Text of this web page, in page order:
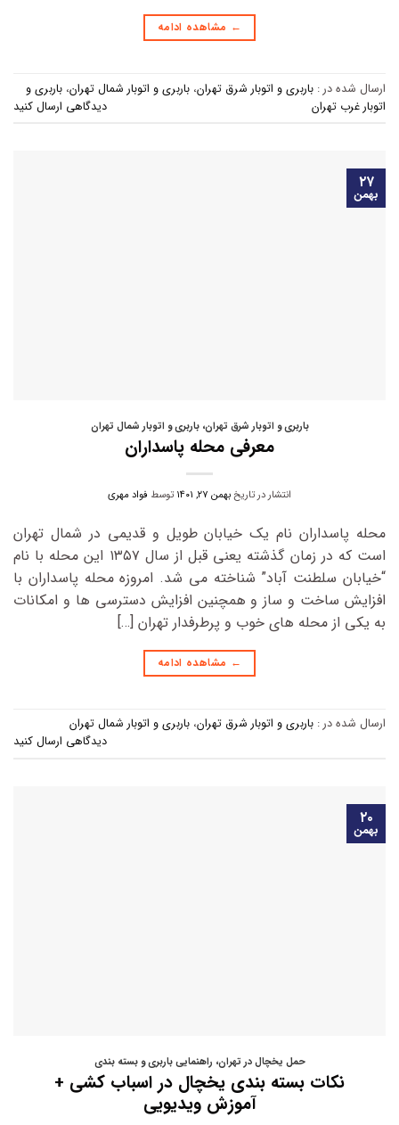
← مشاهده ادامه
ارسال شده در : باربری و اتوبار شرق تهران، باربری و اتوبار شمال تهران، باربری و
اتوبار غرب تهران
دیدگاهی ارسال کنید
۲۷
بهمن
باربری و اتوبار شرق تهران،باربری و اتوبار شمال تهران
معرفی محله پاسداران
انتشار در تاریخبهمن ۲۷, ۱۴۰۱ توسط فواد مهری
محله پاسداران نام یک خیابان طویل و قدیمی در شمال تهران
است که در زمان گذشته یعنی قبل از سال ۱۳۵۷ این محله با نام
“خیابان سلطنت آباد” شناخته می شد. امروزه محله پاسداران با
افزایش ساخت و ساز و همچنین افزایش دسترسی ها و امکانات
به یکی از محله های خوب و پرطرفدار تهران […]
← مشاهده ادامه
ارسال شده در : باربری و اتوبار شرق تهران، باربری و اتوبار شمال تهران
دیدگاهی ارسال کنید
۲۰
بهمن
حمل یخچال در تهران، راهنمایی باربری و بسته بندی
نکات بسته بندی یخچال در اسباب کشی +
آموزش ویدیویی